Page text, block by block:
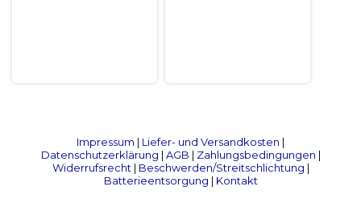
Impressum | Liefer- und Versandkosten |
Datenschutzerklärung | AGB | Zahlungsbedingungen |
Widerrufsrecht| Beschwerden/Streitschlichtung |
Batterieentsorgung | Kontakt